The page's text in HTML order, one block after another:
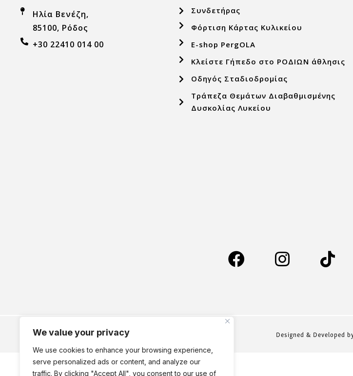
We value your privacy
We use cookies to enhance your browsing experience,
serve personalized ads or content, and analyze our
traffic. By clicking "Accept All", you consent to our use of
Ηλία Βενέζη,
85100, Ρόδος
+30 22410 014 00
Συνδετήρας
Φόρτιση Κάρτας Κυλικείου
E-shop PergOLA
Κλείστε Γήπεδο στο ΡΟΔΙΩΝ άθλησις
Οδηγός Σταδιοδρομίας
Τράπεζα Θεμάτων Διαβαθμισμένης
Δυσκολίας Λυκείου
Designed & Developed